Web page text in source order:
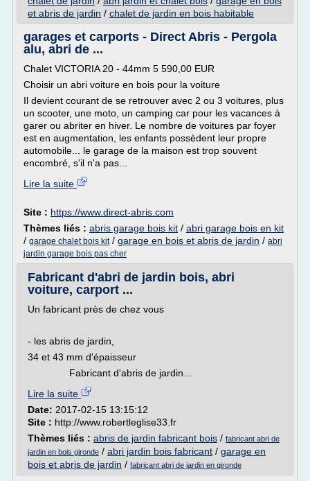
et abris de jardin / chalet de jardin en bois habitable
garages et carports - Direct Abris - Pergola
alu, abri de ...
Chalet VICTORIA 20 - 44mm 5 590,00 EUR
Choisir un abri voiture en bois pour la voiture
Il devient courant de se retrouver avec 2 ou 3 voitures, plus
un scooter, une moto, un camping car pour les vacances à
garer ou abriter en hiver. Le nombre de voitures par foyer
est en augmentation, les enfants possèdent leur propre
automobile... le garage de la maison est trop souvent
encombré, s'il n'a pas...
Lire la suite
Site : https://www.direct-abris.com
Thèmes liés : abris garage bois kit / abri garage bois en kit
/ garage chalet bois kit/ garage en bois et abris de jardin / abri
jardin garage bois pas cher
Fabricant d'abri de jardin bois, abri
voiture, carport ...
Un fabricant près de chez vous
- les abris de jardin,
34 et 43 mm d'épaisseur
Fabricant d'abris de jardin...
Lire la suite
Date: 2017-02-15 13:15:12
Site : http://www.robertleglise33.fr
Thèmes liés : abris de jardin fabricant bois / fabricant abri de
jardin en bois gironde / abri jardin bois fabricant / garage en
bois et abris de jardin / fabricant abri de jardin en gironde